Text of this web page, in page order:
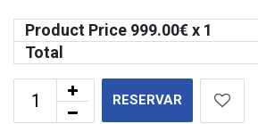
Product Price 999.00€ x 1
Total
RESERVAR